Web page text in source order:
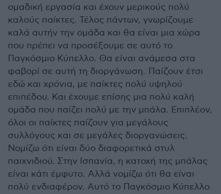
ομαδική εργασία και έχουν μερικούς πολύ
καλούς παίκτες. Τέλος πάντων, γνωρίζουμε
καλά αυτήν την ομάδα και θα είναι μια χώρα
που πρέπει να προσέξουμε σε αυτό το
Παγκόσμιο Κύπελλο. Θα είναι ανάμεσα στα
φαβορί σε αυτή τη διοργάνωση. Παίζουν έτσι
εδώ και χρόνια, με παίκτες πολύ υψηλού
επιπέδου. Και έχουμε επίσης μια πολύ καλή
ομάδα που παίζει πολύ με την μπάλα. Επιπλέον,
όλοι οι παίκτες παίζουν για μεγάλους
συλλόγους και σε μεγάλες διοργανώσεις.
Νομίζω ότι είναι δύο διαφορετικά στυλ
παιχνιδιού. Στην Ισπανία, η κατοχή της μπάλας
είναι κάτι έμφυτο. Αλλά νομίζω ότι θα είναι
πολύ ενδιαφέρον. Αυτό το Παγκόσμιο Κύπελλο